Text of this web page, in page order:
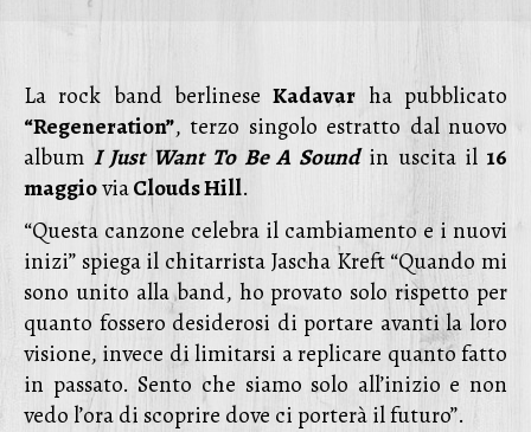
La rock band berlineseKadavar ha pubblicato
“Regeneration”, terzo singolo estratto dal nuovo
album I Just Want To Be A Sound in uscita il16
maggioviaClouds Hill.
“Questa canzone celebra il cambiamento e i nuovi
inizi” spiega il chitarrista Jascha Kreft “Quando mi
sono unito alla band, ho provato solo rispetto per
quanto fossero desiderosi di portare avanti la loro
visione, invece di limitarsi a replicare quanto fatto
in passato. Sento che siamo solo all’inizio e non
vedo l’ora di scoprire dove ci porterà il futuro”.